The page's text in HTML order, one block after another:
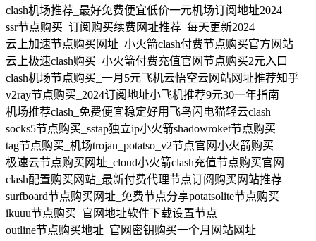
clash机场推荐_最好免费便宜低价一元机场订阅地址2024
ssr节点购买_订阅购买续费网址推荐_每天更新2024
云上加速节点购买网址_小火箭clash付费节点购买官方网站
云上极速clash购买_小火箭付费充值官网节点购买2元入口
clash机场节点购买_一月5元飞机云悟空云网站网址推荐知乎
v2ray节点购买_2024订阅地址小飞机推荐9元30一年指南
机场推荐clash_免费便宜稳定好用飞鸟闪电猫轻云clash
socks5节点购买_sstap独立ip小火箭shadowroket节点购买
tag节点购买_机场trojan_potatso_v2节点官网小火箭购买
极速云节点购买网址_cloud小火箭clash充值节点购买官网
clash配置购买网站_最新付费代理节点订阅购买网站推荐
surfboard节点购买网址_免费节点分享potatsolite节点购买
ikuuu节点购买_官网地址软件下载设置节点
outline节点购买地址_官网密钥购买一个月网站网址